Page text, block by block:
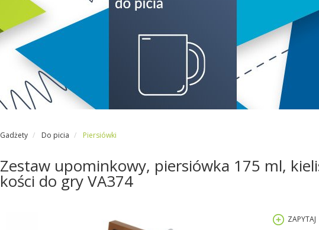
Gadżety Do picia Piersiówki
Zestaw upominkowy, piersiówka 175 ml,
kości do gry VA374
ZAPYTAJ